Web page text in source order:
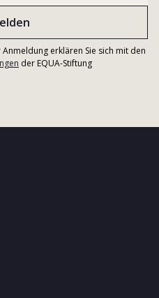
erklären Sie sich mit den
der EQUA-Stiftung